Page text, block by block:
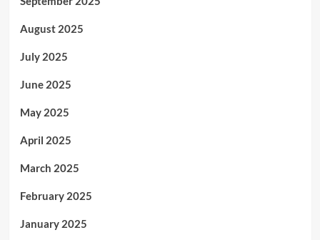
August 2025
July 2025
June 2025
May 2025
April 2025
March 2025
February 2025
January 2025